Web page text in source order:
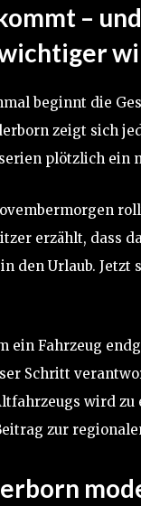
–
beginnt die
zeigt sich
plötzlich ein
erzählt, dass
den Urlaub.
ein Fahrzeug
Schritt
wird zu
zur